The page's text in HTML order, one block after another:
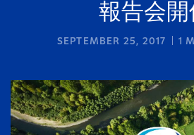
報告会開
SEPTEMBER 25, 2017 1